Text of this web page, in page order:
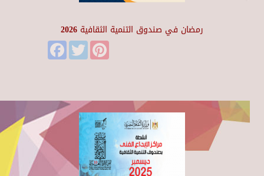
رمضان في صندوق التنمية الثقافية 2026
FacebookTwitter